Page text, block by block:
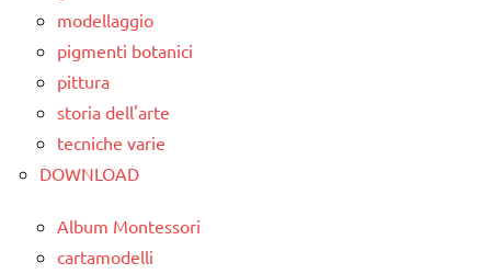
3 ai
6
anni
LINGUAGGIO
poesie
/
poesie e
filastrocche
modellaggio
pigmenti botanici
pittura
storia dell'arte
tecniche varie
DOWNLOAD
Album Montessori
cartamodelli